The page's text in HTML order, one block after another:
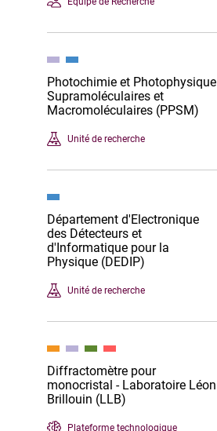
Photochimie et Photophysique
Supramoléculaires et
Macromoléculaires (PPSM)
Unité de recherche
Département d'Electronique
des Détecteurs et
d'Informatique pour la
Physique (DEDIP)
Unité de recherche
Diffractomètre pour
monocristal - Laboratoire Léon
Brillouin (LLB)
Plateforme technologique